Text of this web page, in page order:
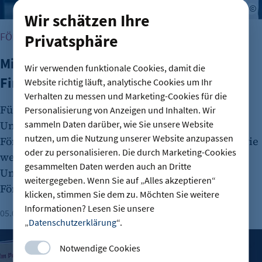
Wir schätzen Ihre
Privatsphäre
Wir verwenden funktionale Cookies, damit die
Website richtig läuft, analytische Cookies um Ihr
Verhalten zu messen und Marketing-Cookies für die
Personalisierung von Anzeigen und Inhalten. Wir
sammeln Daten darüber, wie Sie unsere Website
nutzen, um die Nutzung unserer Website anzupassen
oder zu personalisieren. Die durch Marketing-Cookies
gesammelten Daten werden auch an Dritte
weitergegeben. Wenn Sie auf „Alles akzeptieren“
klicken, stimmen Sie dem zu. Möchten Sie weitere
Informationen? Lesen Sie unsere
„Datenschutzerklärung“.
Notwendige Cookies
FÖRDERUNG & FINANZIERUNG
Mittel und Wege für Förderungen und
Finanzierungen
Für jede Wachstumsphase und fast jedes
Unternehmensvorhaben gibt es die passende
Förderung oder Finanzierung. Die IHK Berlin sowie
weitere Anlaufstellen und Beratungen helfen
Unternehmen dabei, sich im komplexen
Fördersystem zurechtzufinden.
05.08.2026 Lesezeit: 4 Minuten Jens Bartels
Vorgestellt: Marianna Hillmer, Reisedepeschen